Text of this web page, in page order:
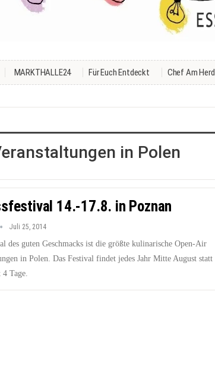
MARKTHALLE24 Für Euch Entdeckt Chef Am Herd
in Polen
14.-17.8. in Poznan
Juli 25, 2014
des guten Geschmacks ist die größte kulinarische Open-Air
in Polen. Das Festival findet jedes Jahr Mitte August statt
4 Tage.